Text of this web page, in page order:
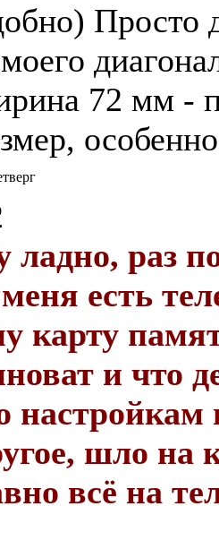
Просто
72 мм -
ладно, раз
есть
карту
и что
настройкам
шло на
всё на